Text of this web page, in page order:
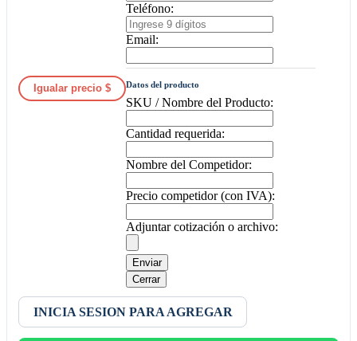
Igualar precio $
Teléfono:
Email:
Datos del producto
SKU / Nombre del Producto:
Cantidad requerida:
Nombre del Competidor:
Precio competidor (con IVA):
Adjuntar cotización o archivo:
Enviar
Cerrar
INICIA SESION PARA AGREGAR